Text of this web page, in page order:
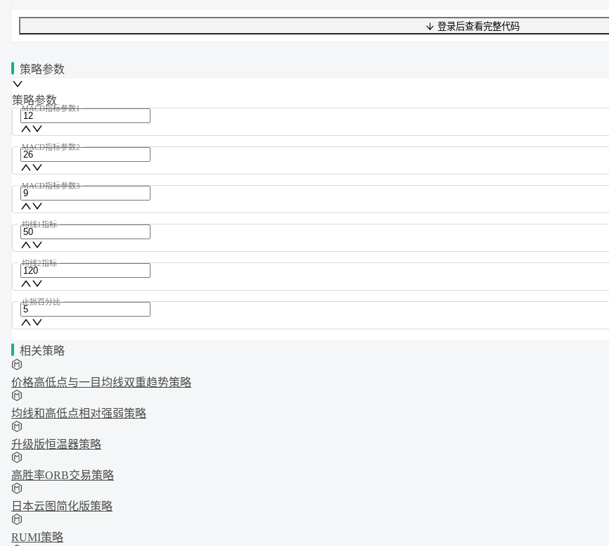
UTF-8261 字节37 字数0 行行 1,列 0
登录后查看完整代码
策略参数
策略参数
MACD指标参数1
MACD指标参数2
MACD指标参数3
均线1指标
均线2指标
止损百分比
相关策略
价格高低点与一目均线双重趋势策略
均线和高低点相对强弱策略
升级版恒温器策略
高胜率ORB交易策略
日本云图简化版策略
RUMI策略